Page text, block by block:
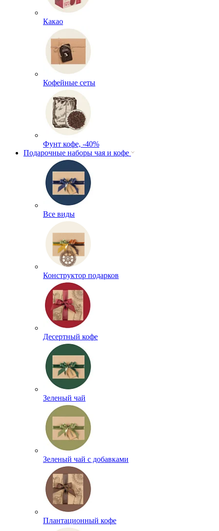
Какао
Кофейные сеты
Фунт кофе, -40%
Подарочные наборы чая и кофе
Все виды
Конструктор подарков
Десертный кофе
Зеленый чай
Зеленый чай с добавками
Плантационный кофе